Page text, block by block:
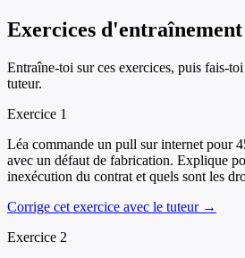
Exercices d'entraînement
Entraîne-toi sur ces exercices, puis fais-
tuteur.
Exercice 1
Léa commande un pull sur internet pour
avec un défaut de fabrication. Explique
inexécution du contrat et quels sont les
Corrige cet exercice avec le tuteur →
Exercice 2